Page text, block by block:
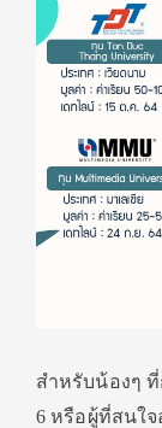
สำหรับน้องๆ
6 หรือผู้ที่สนใ